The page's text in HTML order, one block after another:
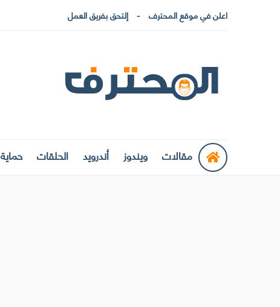
اعلن في موقع المحترف إلتحق بفريق العمل
مقالات ويندوز أندرويد الحلقات حماية